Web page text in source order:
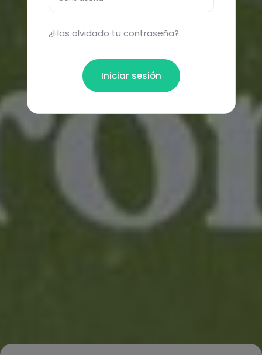
¿Has olvidado tu contraseña?
Iniciar sesión